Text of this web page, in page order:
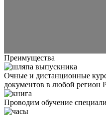
Преимущества
Очные и дистанционные
документов в любой регион
Проводим обучение